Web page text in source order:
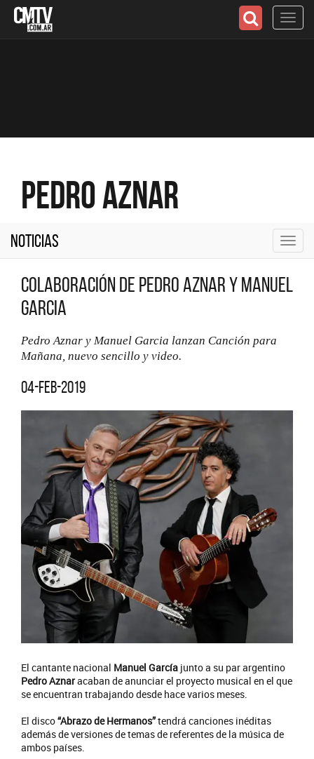
Pedro Aznar
Noticias
Colaboración de Pedro Aznar y Manuel
Garcia
Pedro Aznar y Manuel Garcia lanzan Canción para
Mañana, nuevo sencillo y video.
04-feb-2019
El cantante nacional Manuel García junto a su par argentino
Pedro Aznaracaban de anunciar el proyecto musical en el que
se encuentran trabajando desde hace varios meses.
El disco“Abrazo de Hermanos”tendrá canciones inéditas
además de versiones de temas de referentes de la música de
ambos países.